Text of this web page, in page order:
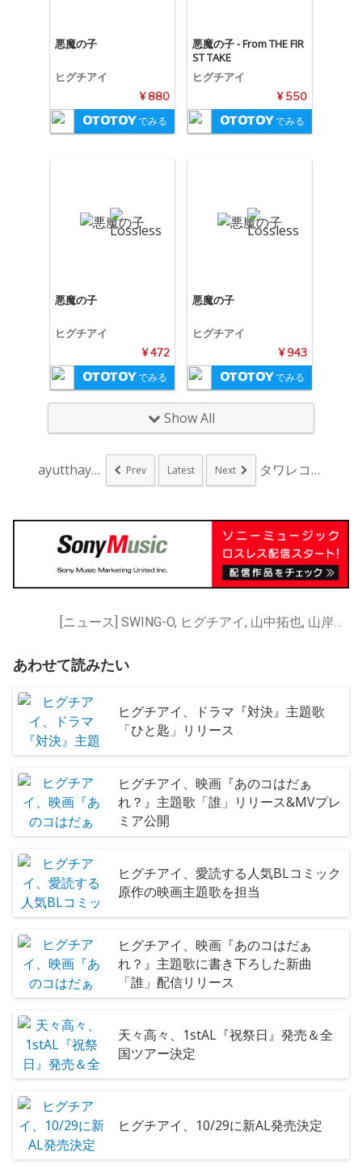
悪魔の子
ヒグチアイ
¥ 880
でみる
悪魔の子 - From THE FIR
ST TAKE
ヒグチアイ
¥ 550
でみる
悪魔の子
ヒグチアイ
¥ 472
でみる
悪魔の子
ヒグチアイ
¥ 943
でみる
Show All
ayutthaya、... Prev Latest Next タワレコ「LIVE ...
[ニュース] SWING-O, ヒグチアイ, 山中拓也, 山岸竜之介
あわせて読みたい
ヒグチアイ、ドラマ『対決』主題歌
「ひと匙」リリース
ヒグチアイ、映画『あのコはだぁ
れ？』主題歌「誰」リリース&MVプレ
ミア公開
ヒグチアイ、愛読する人気BLコミック
原作の映画主題歌を担当
ヒグチアイ、映画『あのコはだぁ
れ？』主題歌に書き下ろした新曲
「誰」配信リリース
天々高々、1stAL『祝祭日』発売＆全
国ツアー決定
ヒグチアイ、10/29に新AL発売決定